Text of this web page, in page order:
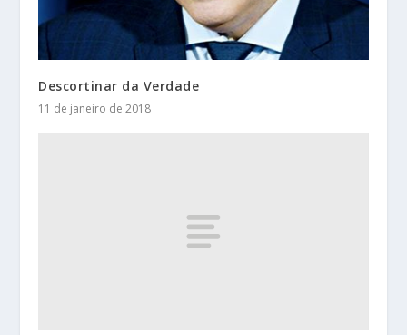
Descortinar da Verdade
11 de janeiro de 2018